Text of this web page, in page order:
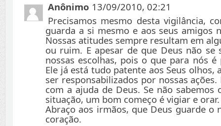
Anônimo 13/09/2010, 02:21
Precisamos mesmo desta vigilância,
guarda a si mesmo e aos seus amigos
Nossas atitudes sempre resultam em
ou ruim. E apesar de que Deus não se
nossas escolhas, pois o que para nós
Ele já está tudo patente aos Seus olhos,
ser responsabilizados por nossas
com a ajuda de Deus. Se não sabemos
situação, um bom começo é vigiar e orar.
Abraço aos irmãos, que Deus guarde o
coração.